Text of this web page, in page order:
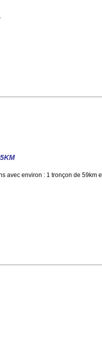
environ : 1 tronçon de